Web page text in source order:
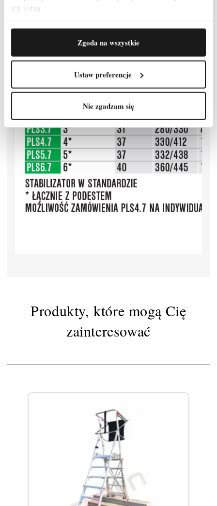
ich usług.
Zgoda na wszystkie
Ustaw preferencje
Nie zgadzam się
ZAŁĄCZNIKI
OPINIE
Produkty, które mogą Cię
zainteresować